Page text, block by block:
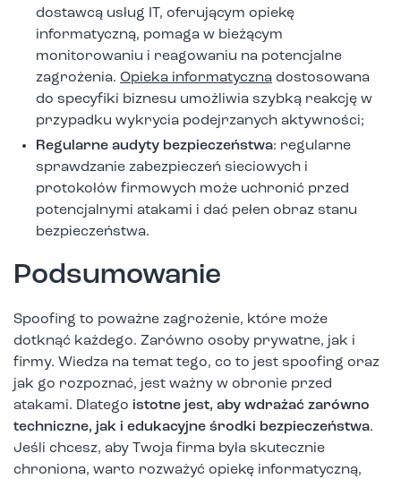
dostawcą usług IT, oferującym opiekę
informatyczną, pomaga w bieżącym
monitorowaniu i reagowaniu na potencjalne
zagrożenia. Opieka informatyczna dostosowana
do specyfiki biznesu umożliwia szybką reakcję w
przypadku wykrycia podejrzanych aktywności;
Regularne audyty bezpieczeństwa: regularne
sprawdzanie zabezpieczeń sieciowych i
protokołów firmowych może uchronić przed
potencjalnymi atakami i dać pełen obraz stanu
bezpieczeństwa.
Podsumowanie
Spoofing to poważne zagrożenie, które może
dotknąć każdego. Zarówno osoby prywatne, jak i
firmy. Wiedza na temat tego, co to jest spoofing oraz
jak go rozpoznać, jest ważny w obronie przed
atakami. Dlatego istotne jest, aby wdrażać zarówno
techniczne, jak i edukacyjne środki bezpieczeństwa.
Jeśli chcesz, aby Twoja firma była skutecznie
chroniona, warto rozważyć opiekę informatyczną,